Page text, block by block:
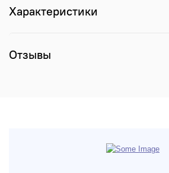
Характеристики
Отзывы